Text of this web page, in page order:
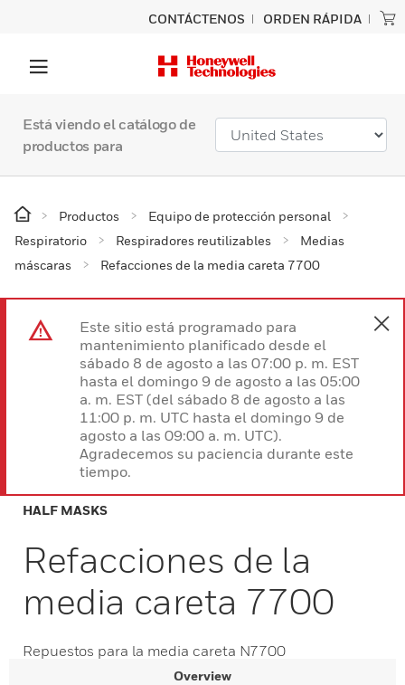
CONTÁCTENOS ORDEN RÁPIDA
Está viendo el catálogo de
productos para
Productos
Equipo de protección personal
Respiratorio
Respiradores reutilizables
Medias
máscaras
Refacciones de la media careta 7700
Este sitio está programado para
mantenimiento planificado desde el
sábado 8 de agosto a las 07:00 p. m. EST
hasta el domingo 9 de agosto a las 05:00
a. m. EST (del sábado 8 de agosto a las
11:00 p. m. UTC hasta el domingo 9 de
agosto a las 09:00 a. m. UTC).
Agradecemos su paciencia durante este
tiempo.
HALF MASKS
Refacciones de la
media careta 7700
Repuestos para la media careta N7700
Overview